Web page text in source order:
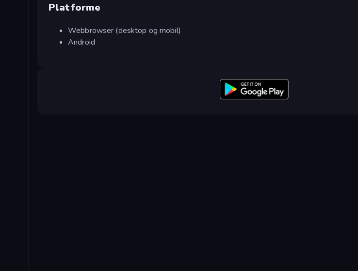
Platforme
Webbrowser (desktop og mobil)
Android